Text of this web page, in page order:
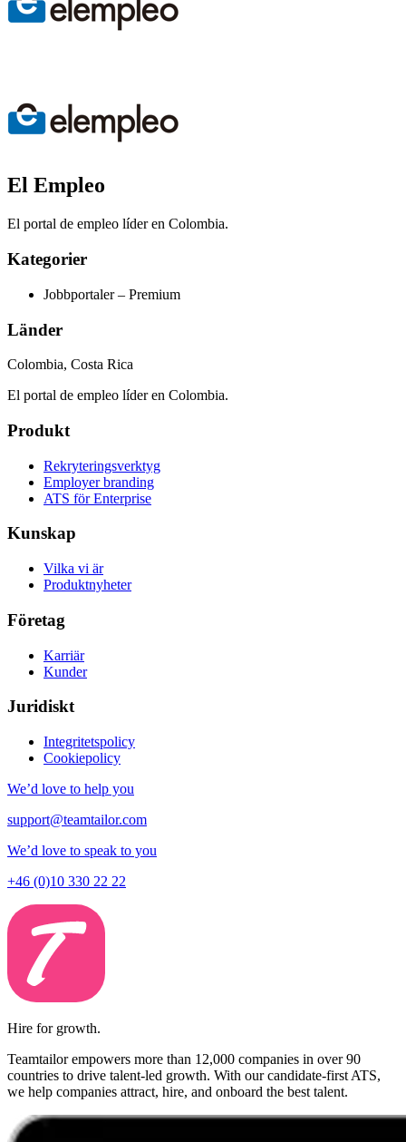
El Empleo
El portal de empleo líder en Colombia.
Kategorier
Jobbportaler – Premium
Länder
Colombia, Costa Rica
El portal de empleo líder en Colombia.
Produkt
Rekryteringsverktyg
Employer branding
ATS för Enterprise
Kunskap
Vilka vi är
Produktnyheter
Företag
Karriär
Kunder
Juridiskt
Integritetspolicy
Cookiepolicy
We’d love to help you
support@teamtailor.com
We’d love to speak to you
+46 (0)10 330 22 22
Hire for growth.
Teamtailor empowers more than 12,000 companies in over 90
countries to drive talent-led growth. With our candidate-first ATS,
we help companies attract, hire, and onboard the best talent.